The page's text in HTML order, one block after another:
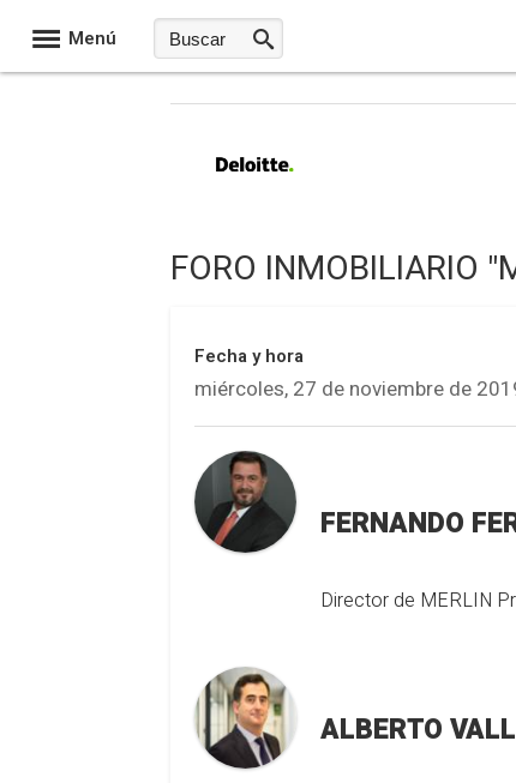
Menú
FORO INMOBILIARIO
Fecha y hora
miércoles, 27 de noviembre de
FERNANDO
Director de MERLIN
ALBERTO